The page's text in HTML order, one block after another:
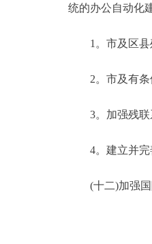
统的办公自动化
1。市及区县残
2。市及有条件
3。加强残联系
4。建立并完善
(十二)加强国